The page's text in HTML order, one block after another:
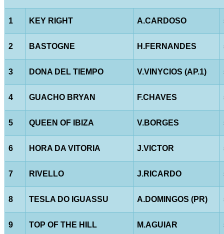
1 KEY RIGHT A.CARDOSO
2 BASTOGNE H.FERNANDES
3 DONA DEL TIEMPO V.VINYCIOS (AP.1)
4 GUACHO BRYAN F.CHAVES
5 QUEEN OF IBIZA V.BORGES
6 HORA DA VITORIA J.VICTOR
7 RIVELLO J.RICARDO
8 TESLA DO IGUASSU A.DOMINGOS (PR)
9 TOP OF THE HILL M.AGUIAR